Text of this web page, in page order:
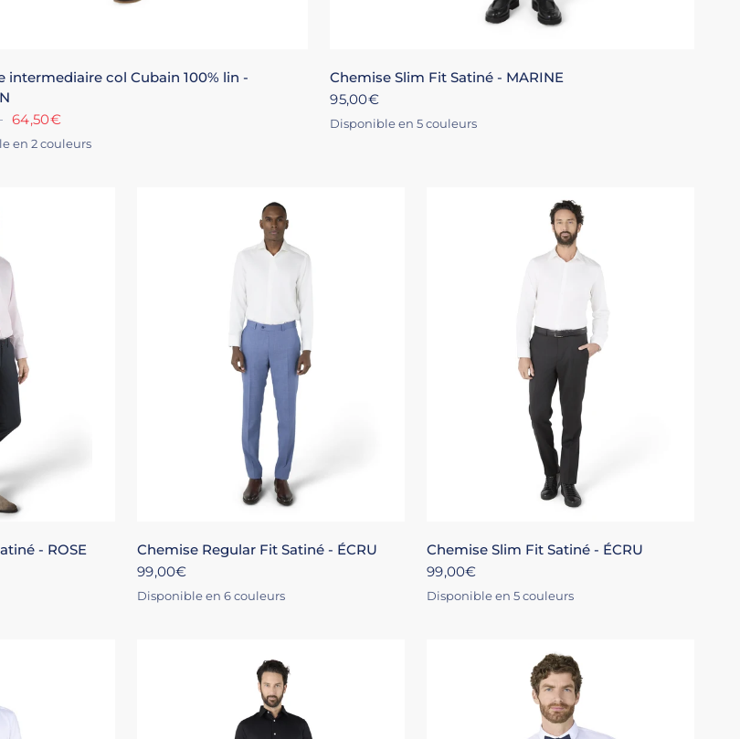
XL +4
intermediaire col Cubain 100% lin -
64,50€
en 2 couleurs
XS S L XL
Chemise Slim Fit Satiné - MARINE
95,00€
BLANC
ROSE
NOIR
MARINE
ÉCRU
Disponible en 5 couleurs
XL +4
- ROSE
M L XL +4
Chemise Regular Fit Satiné - ÉCRU
99,00€
BLANC
CIELROSE
NOIRMARINE
ÉCRU
Disponible en 6 couleurs
M XL +4
Chemise Slim Fit Satiné - ÉCRU
99,00€
BLANC
ROSE
NOIR
MARINE
ÉCRU
Disponible en 5 couleurs